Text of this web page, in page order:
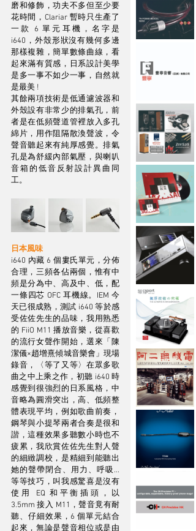
磨和修飾，功夫不多但至少要
花時間，Clariar 暫時只生產了
一款 6 單元耳機，名字是
i640，外殼形狀沒有幾何多邊
那樣複雜，簡單數條曲線，看
起來滿有質感，日系設計美學
是多一事不如少一事，自然就
是最美 !
其餘兩項技術是低通濾波器和
外殼設有非常少的排氣孔，前
者是在低頻聲道管裡放入多孔
綿片，用作阻隔散渙聲波，令
聲音聽起來有純厚感覺。排氣
孔是為舒緩內部氣壓，與喇叭
音箱的低音反射設計異曲同
工。
日本風味
i640 內藏 6 個婁氏單元，分佈
合理，三頻各佔兩個，惟有中
頻是分為中、高及中、低，配
一條四芯 OFC 耳機線。IEM 今
天已很成熟，測試 i640 等於感
受佐佐先生的品味，我用熟悉
的 FiiO M11 播放音樂，從喜歡
的流行女聲作開始，選來「陳
潔儀×趙增熹傾城音樂會」現場
錄音，〈等了又等〉在眾多歌
曲之中上乘之作，初聽 i640 時
感覺到很強烈的日系風格，中
音略為圓滑突出，高、低頻整
體表現平均，例如歌曲前奏，
鋼琴與小提琴兩者合奏是很和
諧，這種效果多聽數小時也不
疲累，我欣賞佐佐先生對人聲
的細緻調校，是精細到能聽出
她的聲帶閉合、用力、呼吸...
等等技巧，叫我感驚喜是沒有
使用 EQ 和平衡插頭，以
3.5mm 接入 M11，聲音竟有耐
聽、仔細效果，6 個單元結合
起來，無論是聲音相位或是由